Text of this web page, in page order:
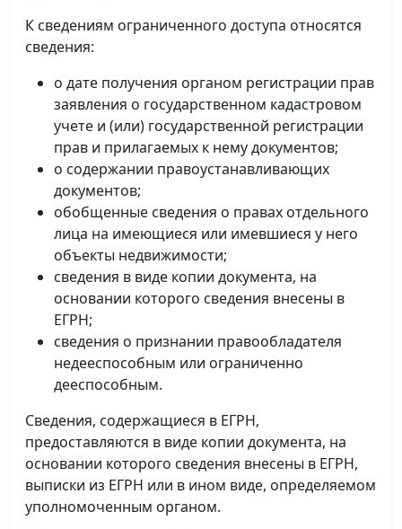
К сведениям ограниченного доступа относятся
сведения:
о дате получения органом регистрации прав
заявления о государственном кадастровом
учете и (или) государственной регистрации
прав и прилагаемых к нему документов;
о содержании правоустанавливающих
документов;
обобщенные сведения о правах отдельного
лица на имеющиеся или имевшиеся у него
объекты недвижимости;
сведения в виде копии документа, на
основании которого сведения внесены в
ЕГРН;
сведения о признании правообладателя
недееспособным или ограниченно
дееспособным.
Сведения, содержащиеся в ЕГРН,
предоставляются в виде копии документа, на
основании которого сведения внесены в ЕГРН,
выписки из ЕГРН или в ином виде, определяемом
уполномоченным органом.